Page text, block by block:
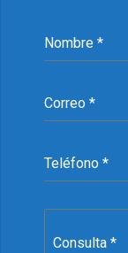
Nombre *
Correo *
Teléfono *
Consulta *